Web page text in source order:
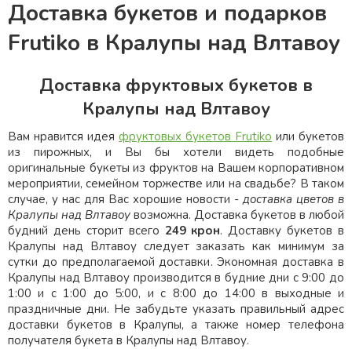
Доставка букетов и подарков
Frutiko в Кралупы над Влтавоу
Доставка фруктовых букетов в
Кралупы над Влтавоу
Вам нравится идея фруктовых букетов Frutiko или букетов
из пирожных, и Вы бы хотели видеть подобные
оригинальные букеты из фруктов на Вашем корпоративном
мероприятии, семейном торжестве или на свадьбе? В таком
случае, у нас для Вас хорошие новости - доставка цветов в
Кралупы над Влтавоу возможна. Доставка букетов в любой
будний день сторит всего 249 крон. Доставку букетов в
Кралупы над Влтавоу следует заказать как минимум за
сутки до предполагаемой доставки. Экономная доставка в
Кралупы над Влтавоу производится в будние дни с 9:00 до
1:00 и с 1:00 до 5:00, и с 8:00 до 14:00 в выходные и
праздничные дни. Не забудьте указать правильный адрес
доставки букетов в Кралупы, а также номер телефона
получателя букета в Кралупы над Влтавоу.